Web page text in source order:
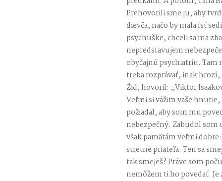
Prehovorili sme ju, aby
dievča, načo by mala ísť
psychuške, chceli sa ma
nepredstavujem
obyčajnú psychiatriu.
treba rozprávať, inak
Žid, hovoril: „Viktor
Veľmi si vážim vaše
požiadal, aby som mu
nebezpečný. Zabudol
však pamätám veľmi
stretne priateľa. Ten sa
tak smeješ? Práve som
nemôžem ti ho povedať.